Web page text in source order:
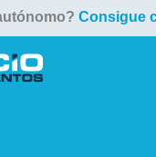
Consigue